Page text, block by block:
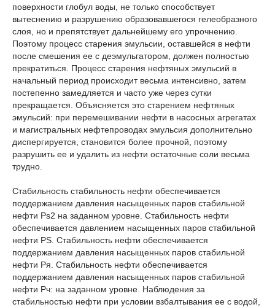
поверхности глобул воды, не только способствует
вытеснению и разрушению образовавшегося гелеобразного
слоя, но и препятствует дальнейшему его упрочнению.
Поэтому процесс старения эмульсии, оставшейся в нефти
после смешения ее с деэмульгатором, должен полностью
прекратиться. Процесс старения нефтяных эмульсий в
начальный период происходит весьма интенсивно, затем
постепенно замедляется и часто уже через сутки
прекращается. Объясняется это старением нефтяных
эмульсий: при перемешивании нефти в насосных агрегатах
и магистральных нефтепроводах эмульсия дополнительно
диспергируется, становится более прочной, поэтому
разрушить ее и удалить из нефти остаточные соли весьма
трудно.
Стабильность стабильность нефти обеспечивается
поддержанием давления насыщенных паров стабильной
нефти Ps2 на заданном уровне. Стабильность нефти
обеспечивается давлением насыщенных паров стабильной
нефти PS. Стабильность нефти обеспечивается
поддержанием давления насыщенных паров стабильной
нефти Ря. Стабильность нефти обеспечивается
поддержанием давления насыщенных паров стабильной
нефти Рч: на заданном уровне. Наблюдения за
стабильностью нефти при условии взбалтывания ее с водой,